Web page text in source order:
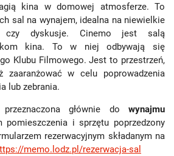
kina w domowej atmosferze. To
sal na wynajem, idealna na niewielkie
czy dyskusje. Cinemo jest salą
kina. To w niej odbywają się
Klubu Filmowego. Jest to przestrzeń,
zaaranżować w celu poprowadzenia
lub zebrania.
głównie do wynajmu
pomieszczenia i sprzętu poprzedzony
rezerwacyjnym składanym na
memo.lodz.pl/rezerwacja-sal